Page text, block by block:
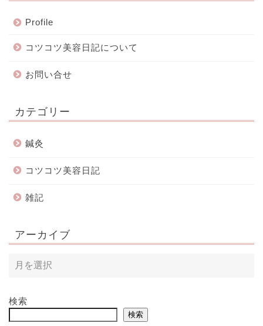
Profile
コツコツ美容日記について
お問い合せ
カテゴリー
鍼灸
コツコツ美容日記
雑記
アーカイブ
検索
検索